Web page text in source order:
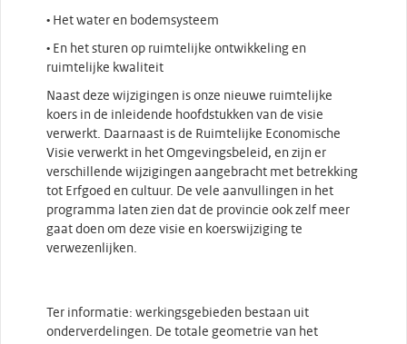
• Het water en bodemsysteem
• En het sturen op ruimtelijke ontwikkeling en
ruimtelijke kwaliteit
Naast deze wijzigingen is onze nieuwe ruimtelijke
koers in de inleidende hoofdstukken van de visie
verwerkt. Daarnaast is de Ruimtelijke Economische
Visie verwerkt in het Omgevingsbeleid, en zijn er
verschillende wijzigingen aangebracht met betrekking
tot Erfgoed en cultuur. De vele aanvullingen in het
programma laten zien dat de provincie ook zelf meer
gaat doen om deze visie en koerswijziging te
verwezenlijken.
Ter informatie: werkingsgebieden bestaan uit
onderverdelingen. De totale geometrie van het